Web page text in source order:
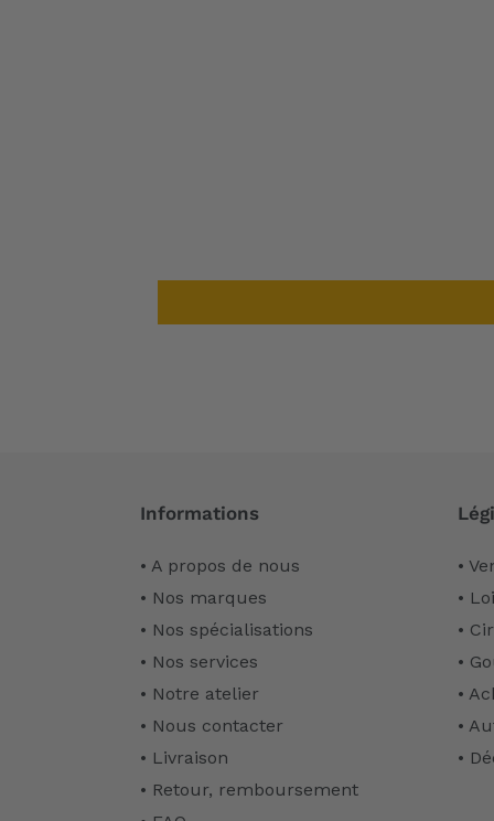
Informations
• A propos de nous
• Nos marques
• Nos spécialisations
• Nos services
• Notre atelier
• Nous contacter
• Livraison
• Retour, remboursement
•
•
•
•
•
•
•